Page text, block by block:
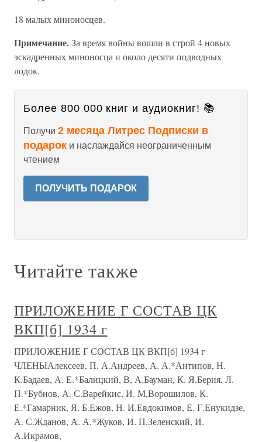
18 малых миноносцев.
Примечание.За время войны вошли в строй 4 новых
эскадренных миноносца и около десяти подводных
лодок.
Более 800 000 книг и аудиокниг! 📚
Получи 2 месяца Литрес Подписки в
подарок и наслаждайся неограниченным
чтением
ПОЛУЧИТЬ ПОДАРОК
Читайте также
ПРИЛОЖЕНИЕ Г СОСТАВ ЦК
ВКП[б] 1934 г
ПРИЛОЖЕНИЕ Г СОСТАВ ЦК ВКП[б] 1934 г
ЧЛЕНЫАлексеев, П. А.Андреев, А. А.*Антипов, Н.
К.Бадаев, А. Е.*Балицкий, В, А.Бауман, К. Я.Берия, Л.
П.*Бубнов, А. С.Варейкис, И. М,Ворошилов, К.
Е.*Гамарник, Я. Б.Ежов, Н. И.Евдокимов, Е. Г.Енукидзе,
А. С.Жданов, А. А.*Жуков, И. П.Зеленский, И.
А.Икрамов,